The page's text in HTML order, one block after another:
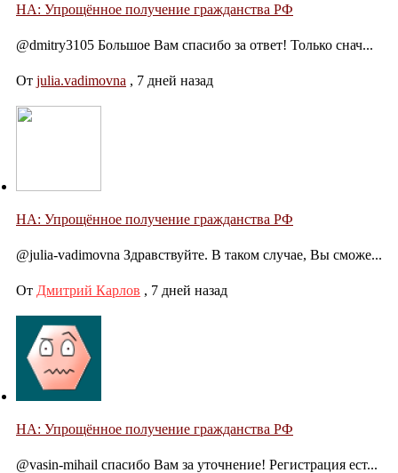
НА: Упрощённое получение гражданства РФ
@dmitry3105 Большое Вам спасибо за ответ! Только снач...
От julia.vadimovna , 7 дней назад
НА: Упрощённое получение гражданства РФ
@julia-vadimovna Здравствуйте. В таком случае, Вы сможе...
От Дмитрий Карлов , 7 дней назад
НА: Упрощённое получение гражданства РФ
@vasin-mihail спасибо Вам за уточнение! Регистрация ест...